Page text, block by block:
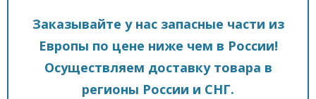
Заказывайте у нас запасные части из
Европы по цене ниже чем в России!
Осуществляем доставку товара в
регионы России и СНГ.